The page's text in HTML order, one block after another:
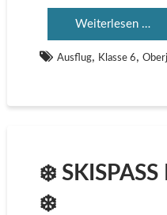
Weiterlesen …
Ausflug, Klasse 6,
❄️ SKISPASS
️